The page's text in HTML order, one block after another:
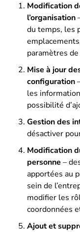
Modification
l’organisation
du temps, les
paramètres
Mise à jour
configuration
les
possibilité
Gestion des
désactiver
Modification
personne –
apportées au
sein de
modifier les
coordonnées
Ajout et